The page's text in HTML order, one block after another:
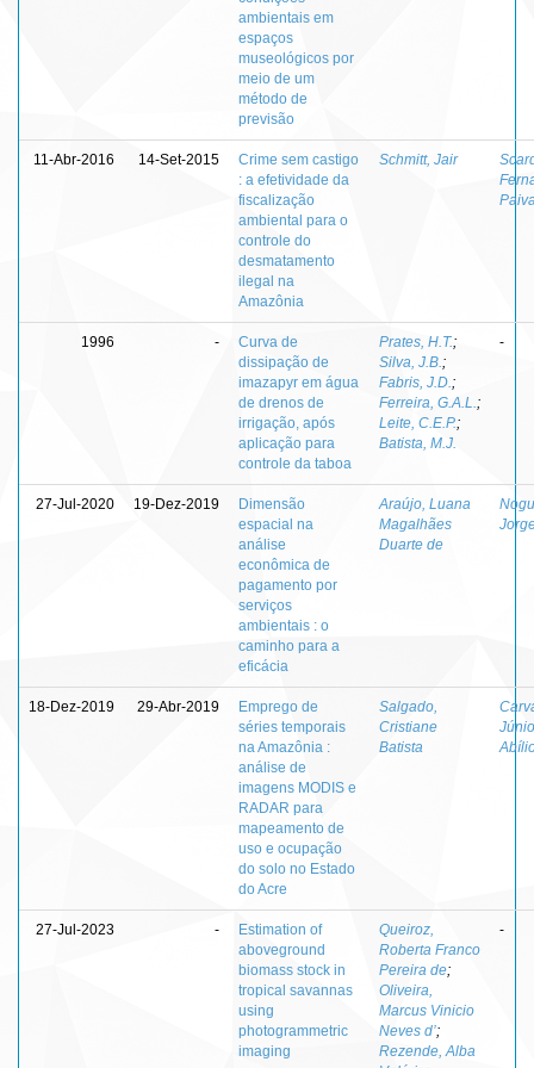
ambientais em
espaços
museológicos por
meio de um
método de
previsão
11-Abr-2016 14-Set-2015
Crime sem castigo
: a efetividade da
fiscalização
ambiental para o
controle do
desmatamento
ilegal na
Amazônia
Schmitt, Jair
1996 -
Curva de
dissipação de
imazapyr em água
de drenos de
irrigação, após
aplicação para
controle da taboa
Prates, H.T.;
Silva, J.B. ;
Fabris, J.D. ;
Ferreira, G.A.L. ;
Leite, C.E.P.;
Batista, M.J.
-
27-Jul-2020 19-Dez-2019
Dimensão
espacial na
análise
econômica de
pagamento por
serviços
ambientais : o
caminho para a
eficácia
Araújo, Luana
Magalhães
Duarte de
18-Dez-2019 29-Abr-2019
Emprego de
séries temporais
na Amazônia :
análise de
imagens MODIS e
RADAR para
mapeamento de
uso e ocupação
do solo no Estado
do Acre
Salgado,
Cristiane
Batista
27-Jul-2023 -
Estimation of
aboveground
biomass stock in
tropical savannas
using
photogrammetric
imaging
Queiroz,
Roberta Franco
Pereira de;
Oliveira,
Marcus Vinicio
Neves d’;
Rezende, Alba
-